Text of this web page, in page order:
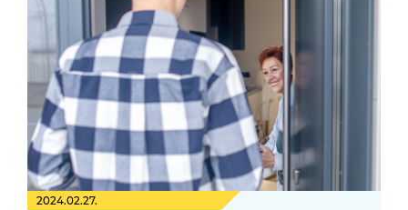
2024.02.27.